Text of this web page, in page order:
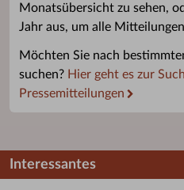
Monatsübersicht zu sehen,
Jahr aus, um alle
Möchten Sie nach
suchen? Hier geht es zur
Pressemitteilungen
Interessantes